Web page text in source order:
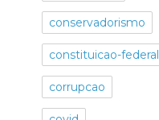
conservadorismo
constituicao-federal
corrupcao